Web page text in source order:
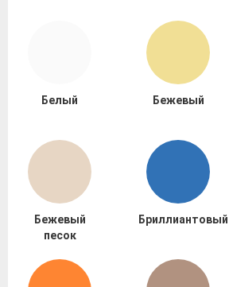
Белый Бежевый
Бежевый
песок
Бриллиантовый